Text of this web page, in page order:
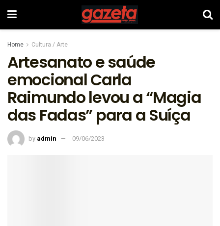
Home Cultura / Arte
Artesanato e saúde
emocional Carla
Raimundo levou a “Magia
das Fadas” para a Suíça
by admin 09/06/2023